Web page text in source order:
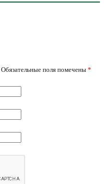
Обязательные поля помечены *